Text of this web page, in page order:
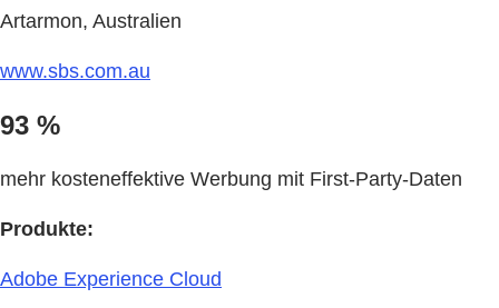
Artarmon, Australien
www.sbs.com.au
93 %
mehr kosteneffektive Werbung mit First-Party-Daten
Produkte:
Adobe Experience Cloud